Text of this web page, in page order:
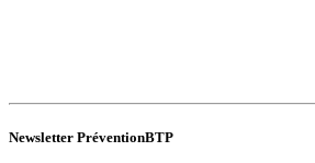
Newsletter PréventionBTP